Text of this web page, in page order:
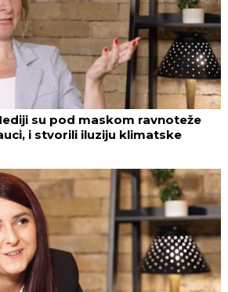
su pod maskom ravnoteže
i stvorili iluziju klimatske